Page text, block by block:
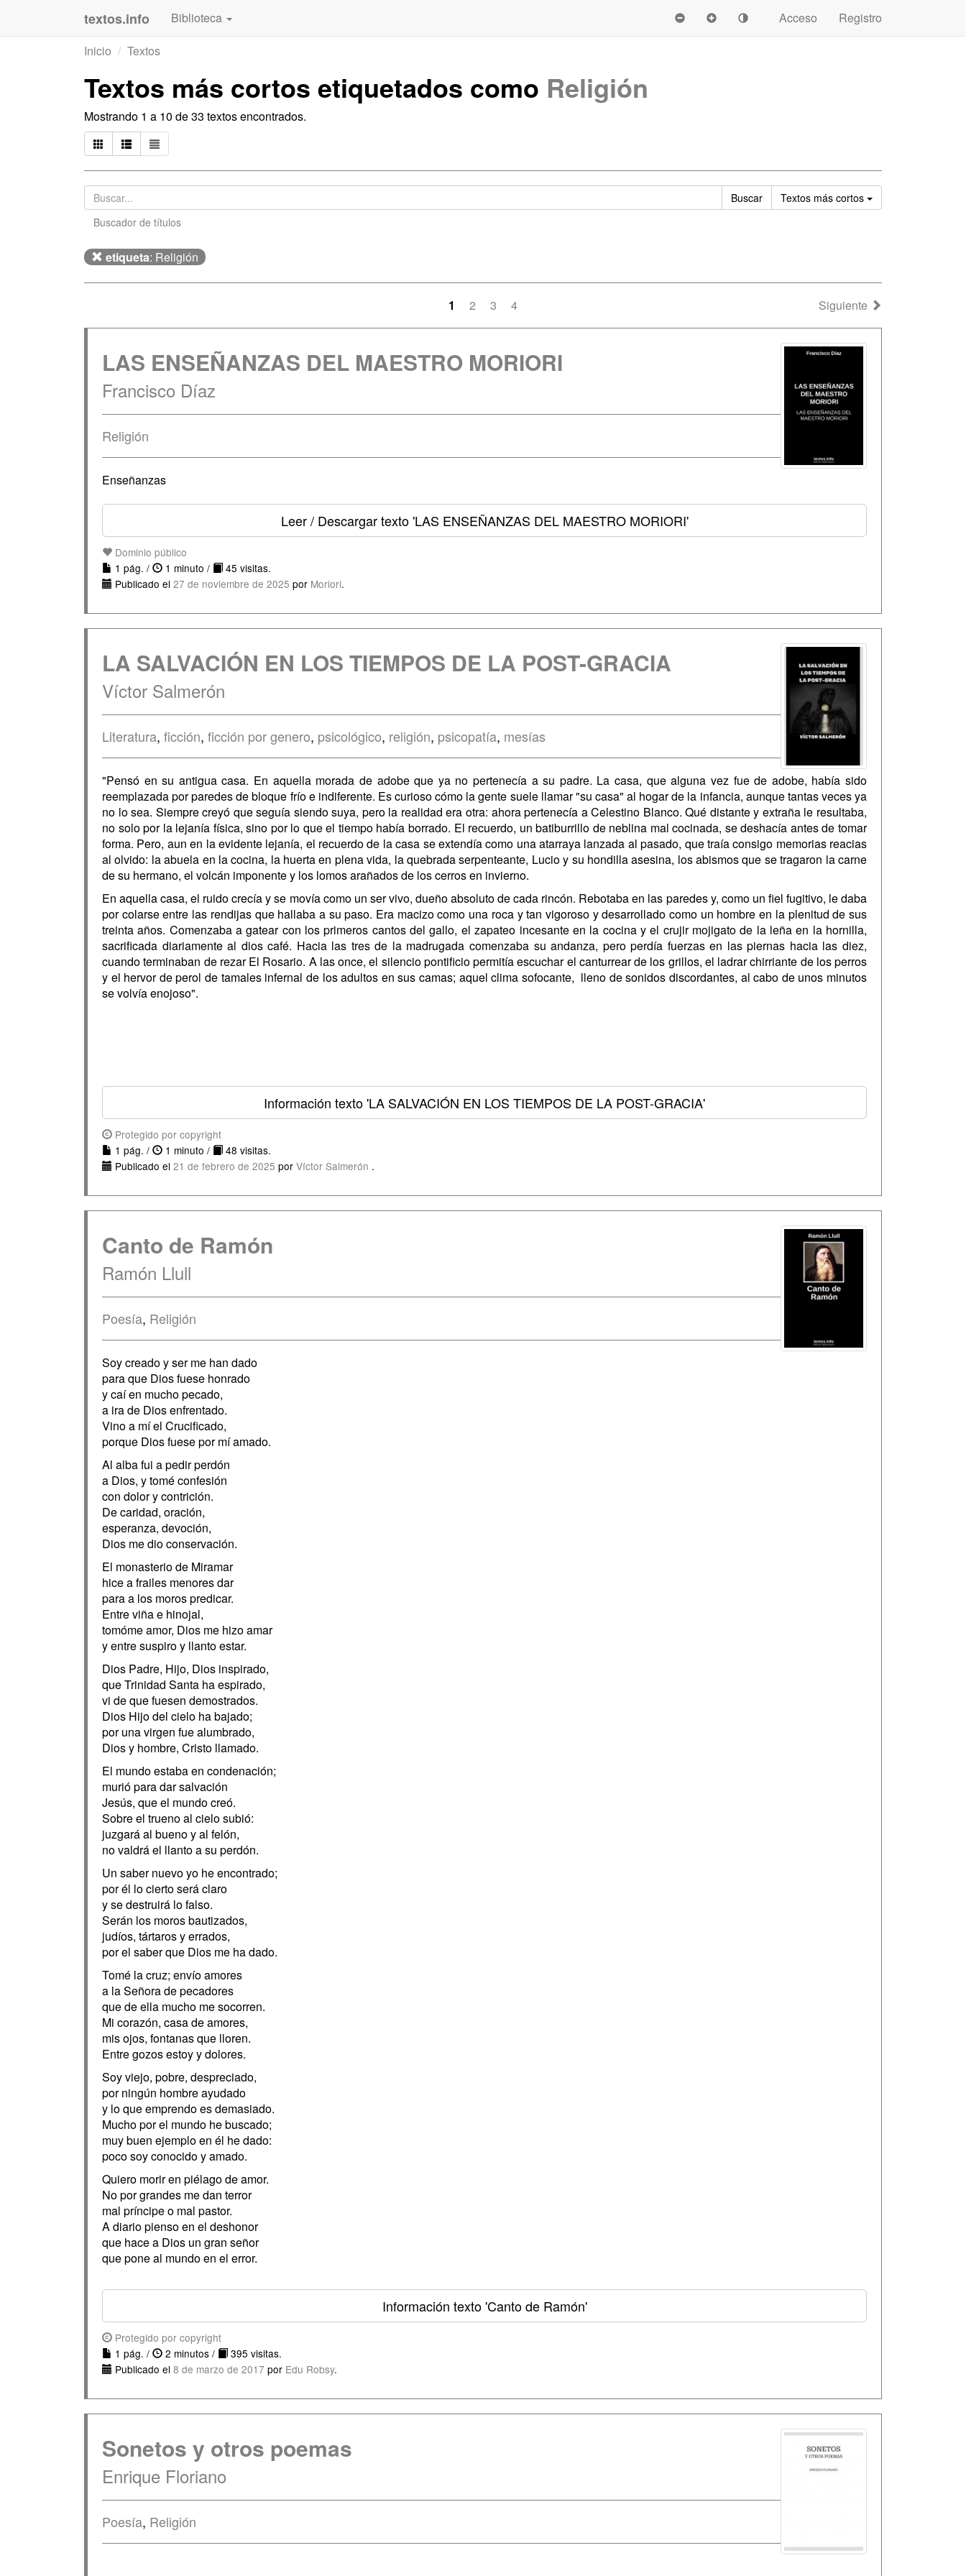
textos.info Biblioteca Acceso
Registro
Inicio
Textos
Textos más cortos etiquetados como Religión
Mostrando 1 a 10 de 33 textos encontrados.
Buscar Textos más cortos Ordenar
Buscador de títulos
etiqueta: Religión
1 2 3 4 Siguiente
LAS ENSEÑANZAS DEL MAESTRO MORIORI
Francisco Díaz
Religión
Enseñanzas
Leer / Descargar texto'LAS ENSEÑANZAS DEL MAESTRO MORIORI'
Dominio público
1 pág. /
1 minuto /
45 visitas.
Publicado el 27 de noviembre de 2025 por Moriori.
LA SALVACIÓN EN LOS TIEMPOS DE LA POST-GRACIA
Víctor Salmerón
Literatura, ficción, ficción por genero, psicológico, religión, psicopatía, mesías
"Pensó en su antigua casa. En aquella morada de adobe que ya no pertenecía a su padre. La casa, que alguna vez fue de adobe, había sido
reemplazada por paredes de bloque frío e indiferente. Es curioso cómo la gente suele llamar "su casa" al hogar de la infancia, aunque tantas veces ya
no lo sea. Siempre creyó que seguía siendo suya, pero la realidad era otra: ahora pertenecía a Celestino Blanco. Qué distante y extraña le resultaba,
no solo por la lejanía física, sino por lo que el tiempo había borrado. El recuerdo, un batiburrillo de neblina mal cocinada, se deshacía antes de tomar
forma. Pero, aun en la evidente lejanía, el recuerdo de la casa se extendía como una atarraya lanzada al pasado, que traía consigo memorias reacias
al olvido: la abuela en la cocina, la huerta en plena vida, la quebrada serpenteante, Lucio y su hondilla asesina, los abismos que se tragaron la carne
de su hermano, el volcán imponente y los lomos arañados de los cerros en invierno.
En aquella casa, el ruido crecía y se movía como un ser vivo, dueño absoluto de cada rincón. Rebotaba en las paredes y, como un fiel fugitivo, le daba
por colarse entre las rendijas que hallaba a su paso. Era macizo como una roca y tan vigoroso y desarrollado como un hombre en la plenitud de sus
treinta años. Comenzaba a gatear con los primeros cantos del gallo, el zapateo incesante en la cocina y el crujir mojigato de la leña en la hornilla,
sacrificada diariamente al dios café. Hacia las tres de la madrugada comenzaba su andanza, pero perdía fuerzas en las piernas hacia las diez,
cuando terminaban de rezar El Rosario. A las once, el silencio pontificio permitía escuchar el canturrear de los grillos, el ladrar chirriante de los perros
y el hervor de perol de tamales infernal de los adultos en sus camas; aquel clima sofocante, lleno de sonidos discordantes, al cabo de unos minutos
se volvía enojoso".
Información texto'LA SALVACIÓN EN LOS TIEMPOS DE LA POST-GRACIA'
Protegido por copyright
1 pág. /
1 minuto /
48 visitas.
Publicado el 21 de febrero de 2025 por Víctor Salmerón .
Canto de Ramón
Ramón Llull
Poesía, Religión
Soy creado y ser me han dado
para que Dios fuese honrado
y caí en mucho pecado,
a ira de Dios enfrentado.
Vino a mí el Crucificado,
porque Dios fuese por mí amado.
Al alba fui a pedir perdón
a Dios, y tomé confesión
con dolor y contrición.
De caridad, oración,
esperanza, devoción,
Dios me dio conservación.
El monasterio de Miramar
hice a frailes menores dar
para a los moros predicar.
Entre viña e hinojal,
tomóme amor, Dios me hizo amar
y entre suspiro y llanto estar.
Dios Padre, Hijo, Dios inspirado,
que Trinidad Santa ha espirado,
vi de que fuesen demostrados.
Dios Hijo del cielo ha bajado;
por una virgen fue alumbrado,
Dios y hombre, Cristo llamado.
El mundo estaba en condenación;
murió para dar salvación
Jesús, que el mundo creó.
Sobre el trueno al cielo subió:
juzgará al bueno y al felón,
no valdrá el llanto a su perdón.
Un saber nuevo yo he encontrado;
por él lo cierto será claro
y se destruirá lo falso.
Serán los moros bautizados,
judíos, tártaros y errados,
por el saber que Dios me ha dado.
Tomé la cruz; envío amores
a la Señora de pecadores
que de ella mucho me socorren.
Mi corazón, casa de amores,
mis ojos, fontanas que lloren.
Entre gozos estoy y dolores.
Soy viejo, pobre, despreciado,
por ningún hombre ayudado
y lo que emprendo es demasiado.
Mucho por el mundo he buscado;
muy buen ejemplo en él he dado:
poco soy conocido y amado.
Quiero morir en piélago de amor.
No por grandes me dan terror
mal príncipe o mal pastor.
A diario pienso en el deshonor
que hace a Dios un gran señor
que pone al mundo en el error.
Información texto'Canto de Ramón'
Protegido por copyright
1 pág. /
2 minutos /
395 visitas.
Publicado el 8 de marzo de 2017 por Edu Robsy.
Sonetos y otros poemas
Enrique Floriano
Poesía, Religión